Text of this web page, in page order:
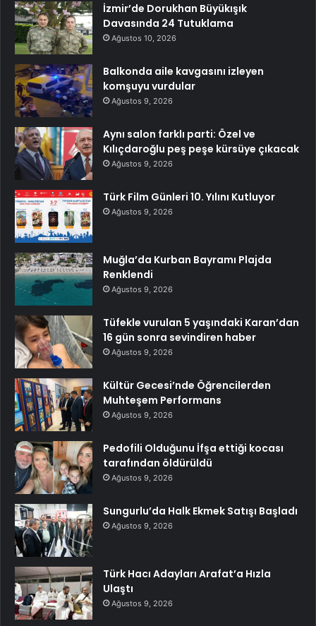
İzmir’de Dorukhan Büyükışık
Davasında 24 Tutuklama
Ağustos 10, 2026
Balkonda aile kavgasını izleyen
komşuyu vurdular
Ağustos 9, 2026
Aynı salon farklı parti: Özel ve
Kılıçdaroğlu peş peşe kürsüye çıkacak
Ağustos 9, 2026
Türk Film Günleri 10. Yılını Kutluyor
Ağustos 9, 2026
Muğla’da Kurban Bayramı Plajda
Renklendi
Ağustos 9, 2026
Tüfekle vurulan 5 yaşındaki Karan’dan
16 gün sonra sevindiren haber
Ağustos 9, 2026
Kültür Gecesi’nde Öğrencilerden
Muhteşem Performans
Ağustos 9, 2026
Pedofili Olduğunu İfşa ettiği kocası
tarafından öldürüldü
Ağustos 9, 2026
Sungurlu’da Halk Ekmek Satışı Başladı
Ağustos 9, 2026
Türk Hacı Adayları Arafat’a Hızla
Ulaştı
Ağustos 9, 2026